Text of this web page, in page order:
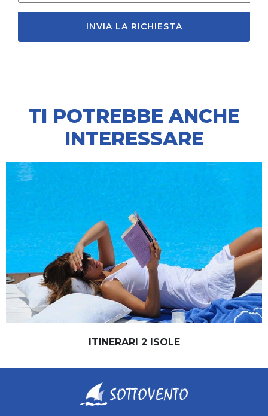
INVIA LA RICHIESTA
TI POTREBBE ANCHE
INTERESSARE
ITINERARI 2 ISOLE